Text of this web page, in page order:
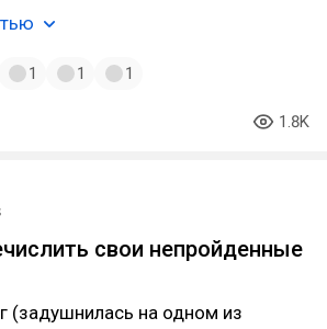
1 1 1
1.8K
свои непройденные
(задушнилась на одном из